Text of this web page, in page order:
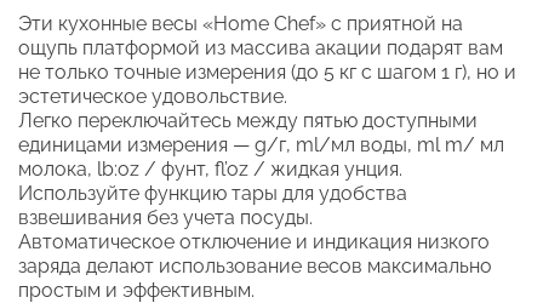
Эти кухонные весы «Home Chef» с приятной на
ощупь платформой из массива акации подарят вам
не только точные измерения (до 5 кг с шагом 1 г), но и
эстетическое удовольствие.
Легко переключайтесь между пятью доступными
единицами измерения — g/г, ml/мл воды, ml m/ мл
молока, lb:oz / фунт, fl’oz / жидкая унция.
Используйте функцию тары для удобства
взвешивания без учета посуды.
Автоматическое отключение и индикация низкого
заряда делают использование весов максимально
простым и эффективным.